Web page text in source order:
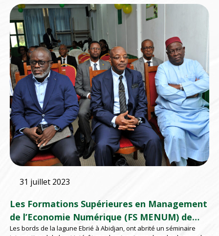
31 juillet 2023
Les Formations Supérieures en Management
de l’Economie Numérique (FS MENUM) de
l’EMSP se formalisent à travers un Séminaire
Les bords de la lagune Ebrié à Abidjan, ont abrité un séminaire